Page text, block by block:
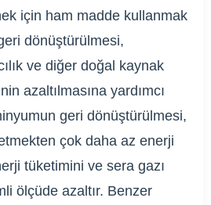
için ham madde kullanmak
dönüştürülmesi,
ve diğer doğal kaynak
azaltılmasına yardımcı
geri dönüştürülmesi,
çok daha az enerji
tüketimini ve sera gazı
ölçüde azaltır. Benzer